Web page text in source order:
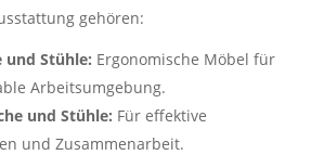
gehören:
und Stühle: Ergonomische Möbel für
Arbeitsumgebung.
und Stühle: Für effektive
und Zusammenarbeit.